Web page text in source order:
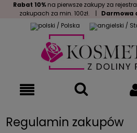
Rabat 10%na pierwsze zakupy za
zakupach za min. 100zł. | Darmowa
Regulamin zakupów